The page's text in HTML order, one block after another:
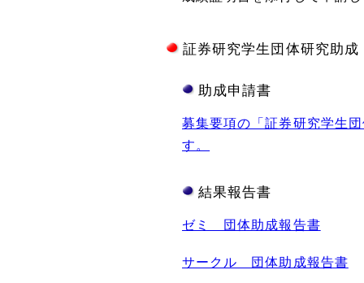
証券研究学生団体研究助成
助成申請書
募集要項の「証券研究学生
す。
結果報告書
ゼミ 団体助成報告書
サークル 団体助成報告書